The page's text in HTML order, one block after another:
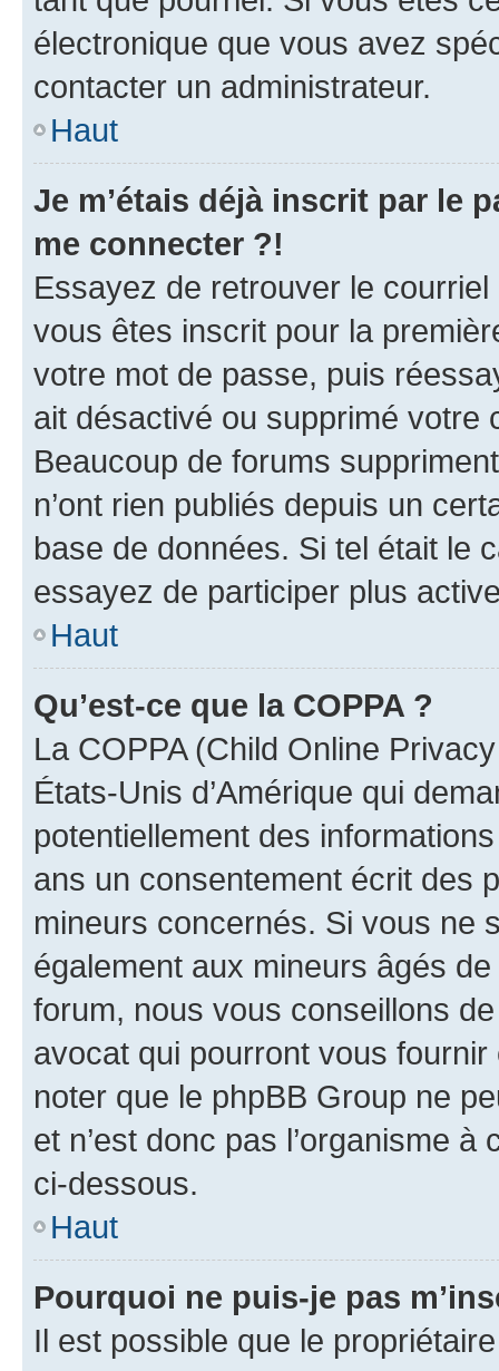
électronique que vous avez
contacter un administrateur.
Haut
Je m’étais déjà inscrit par le
me connecter ?!
Essayez de retrouver le
vous êtes inscrit pour la
votre mot de passe, puis
ait désactivé ou supprimé votre
Beaucoup de forums
n’ont rien publiés depuis un
base de données. Si tel était le
essayez de participer plus
Haut
Qu’est-ce que la COPPA ?
La COPPA (Child Online
États-Unis d’Amérique qui
potentiellement des
ans un consentement écrit des
mineurs concernés. Si vous ne
également aux mineurs âgés
forum, nous vous conseillons
avocat qui pourront vous
noter que le phpBB Group ne
et n’est donc pas l’organisme
ci-dessous.
Haut
Pourquoi ne puis-je pas
Il est possible que le